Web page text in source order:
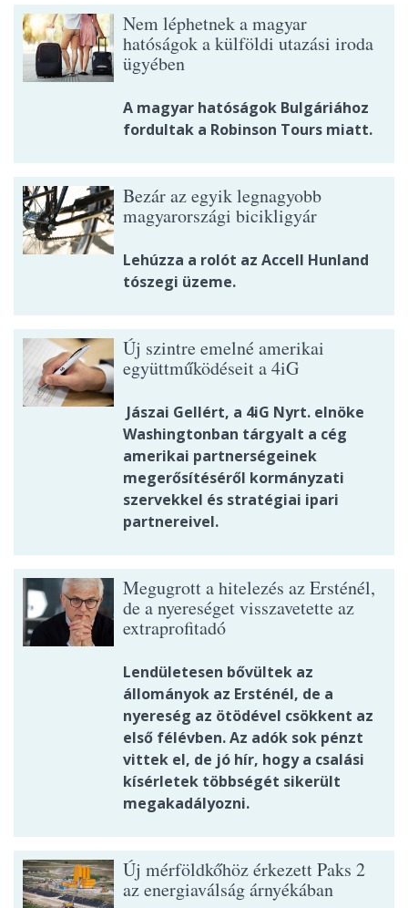
Nem léphetnek a magyar
hatóságok a külföldi utazási iroda
ügyében
A magyar hatóságok Bulgáriához
fordultak a Robinson Tours miatt.
Bezár az egyik legnagyobb
magyarországi bicikligyár
Lehúzza a rolót az Accell Hunland
tószegi üzeme.
Új szintre emelné amerikai
együttműködéseit a 4iG
Jászai Gellért, a 4iG Nyrt. elnöke
Washingtonban tárgyalt a cég
amerikai partnerségeinek
megerősítéséről kormányzati
szervekkel és stratégiai ipari
partnereivel.
Megugrott a hitelezés az Ersténél,
de a nyereséget visszavetette az
extraprofitadó
Lendületesen bővültek az
állományok az Ersténél, de a
nyereség az ötödével csökkent az
első félévben. Az adók sok pénzt
vittek el, de jó hír, hogy a csalási
kísérletek többségét sikerült
megakadályozni.
Új mérföldkőhöz érkezett Paks 2
az energiaválság árnyékában